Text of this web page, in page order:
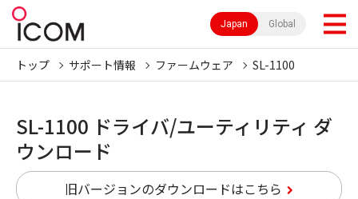
Japan Global
トップ サポート情報 ファームウェア SL-1100
SL-1100 ドライバ/ユーティリティ ダ
ウンロード
旧バージョンのダウンロードはこちら